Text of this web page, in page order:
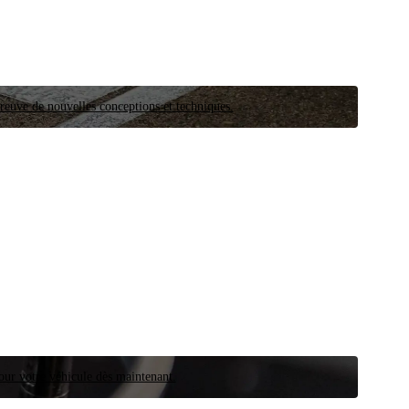
de nouvelles conceptions et techniques.
votre véhicule dès maintenant.